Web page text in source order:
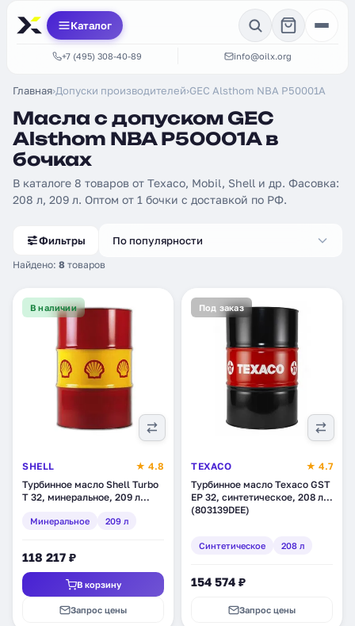
Каталог
+7 (495) 308-40-89 info@oilx.org
Главная›Допуски производителей›GEC Alsthom NBA P50001A
Масла с допуском GEC
Alsthom NBA P50001A в
бочках
В каталоге 8 товаров от Texaco, Mobil, Shell и др. Фасовка:
208 л, 209 л. Оптом от 1 бочки с доставкой по РФ.
Фильтры
Найдено: 8 товаров
По популярности
В наличии
SHELL
★ 4.8
Турбинное масло Shell Turbo
T 32, минеральное, 209 л
Минеральное 209 л
118 217 ₽
В корзину
Запрос цены
Под заказ
TEXACO
★ 4.7
Турбинное масло Texaco GST
EP 32, синтетическое, 208 л
(803139DEE)
Синтетическое 208 л
154 574 ₽
Запрос цены